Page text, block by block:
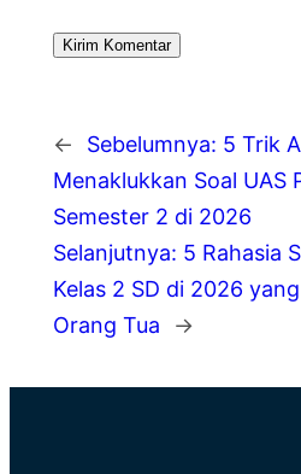
← Sebelumnya: 5 Trik
Menaklukkan Soal UAS
Semester 2 di 2026
Selanjutnya: 5 Rahasia
Kelas 2 SD di 2026
Orang Tua
→